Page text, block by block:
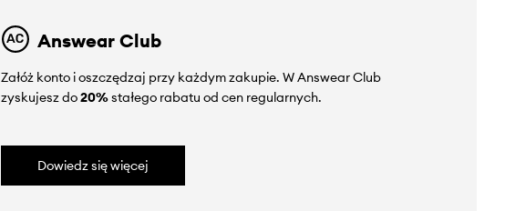
Answear Club
Załóż konto i oszczędzaj przy każdym zakupie. W Answear Club
zyskujesz do20%stałego rabatu od cen regularnych.
Dowiedz się więcej